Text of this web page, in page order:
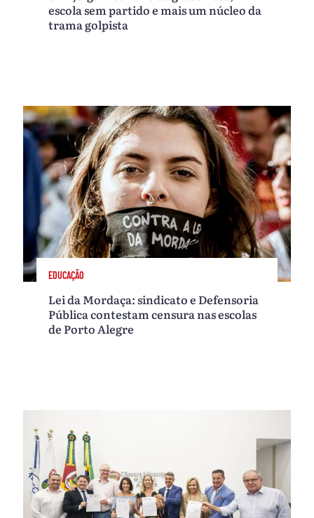
escola sem partido e mais um núcleo da
trama golpista
EDUCAÇÃO
Lei da Mordaça: sindicato e Defensoria
Pública contestam censura nas escolas
de Porto Alegre